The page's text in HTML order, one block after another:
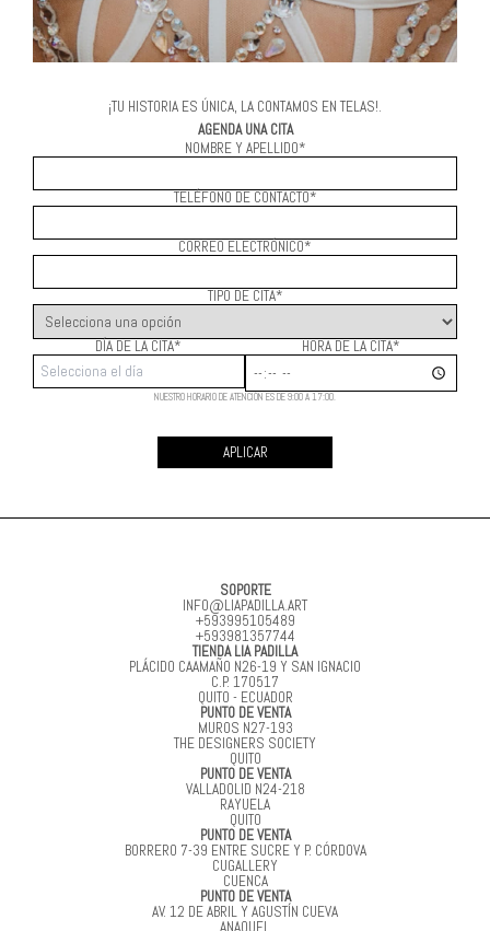
¡TU HISTORIA ES ÚNICA, LA CONTAMOS EN TELAS!.
AGENDA UNA CITA
NOMBRE Y APELLIDO*
TELÉFONO DE CONTACTO*
CORREO ELECTRÓNICO*
TIPO DE CITA*
DÍA DE LA CITA* HORA DE LA CITA*
NUESTRO HORARIO DE ATENCIÓN ES DE 9:00 A 17:00.
APLICAR
SOPORTE
INFO@LIAPADILLA.ART
+593995105489
+593981357744
TIENDA LIA PADILLA
PLÁCIDO CAAMAÑO N26-19 Y SAN IGNACIO
C.P. 170517
QUITO - ECUADOR
PUNTO DE VENTA
MUROS N27-193
THE DESIGNERS SOCIETY
QUITO
PUNTO DE VENTA
VALLADOLID N24-218
RAYUELA
QUITO
PUNTO DE VENTA
BORRERO 7-39 ENTRE SUCRE Y P. CÓRDOVA
CUGALLERY
CUENCA
PUNTO DE VENTA
AV. 12 DE ABRIL Y AGUSTÍN CUEVA